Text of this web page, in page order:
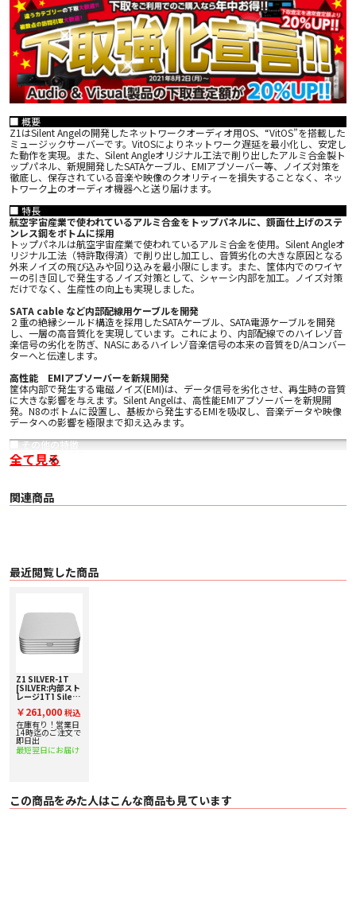
■ 概要
Z1はSilent Angelの開発したネットワークオーディオ用OS、“VitOS”を搭載した
ミュージックサーバーです。VitOSによりネットワーク遅延を最小化し、安定し
た動作を実現。また、Silent Angleオリジナル工法で削り出したアルミ合金製ト
ップパネル、新規開発したSATAケーブル、EMIアブソーバー等、ノイズ対策を
徹底し、保存されている音楽や映像のクオリティーを損失することなく、ネッ
トワーク上のオーディオ機器へと送り届けます。
■ 特長
航空宇宙産業で使われているアルミ合金をトップパネルに、鏡面仕上げのステ
ンレス鋼をボトムに採用
トップパネルは航空宇宙産業で使われているアルミ合金を使用。Silent Angleオ
リジナル工法（特許取得済）で削り出し加工し、音質劣化の大きな原因となる
外来ノイズの飛び込みや回り込みを最小限にします。また、筐体内でのワイヤ
ーの引き回しで発生するノイズ対策として、シャーシ内部を加工。ノイズ対策
だけでなく、生産性の向上も実現しました。
SATA cable など内部配線用ケーブルを開発
２重の絶縁シールド構造を採用したSATAケーブル、SATA電源ケーブルを開発
し、一層の高音質化を実現しています。これにより、内部配線でのハイレゾ音
楽信号の劣化を防ぎ、NASにあるハイレゾ音楽信号の本来の音質をD/Aコンバー
ターへと伝達します。
高性能 EMIアブソーバーを新規開発
筐体内部で発生する電磁ノイズ(EMI)は、データ信号を劣化させ、再生時の音質
に大きな影響を与えます。Silent Angelは、高性能EMIアブソーバーを新規開
発。N8のボトムに設置し、基板から発生するEMIを吸収し、音楽データや映像
データへの影響を極限まで抑え込みます。
■ その他の特徴
省電力CPUを搭載
消費電力6Wほどのインテル製省電力CPUを採用し、CPUから発生するノイズ
れた電源回路は、160Wの電源供給能力を持ちますが、Z1は、40Wほどの電源
ンされており、サーバーのパフォーマンスを効率化し、安定した動作を実現。
さらにネットワーク遅延を最小減に抑えます。また、AirPlay 2、Spotify
Manager”をインストールしたiPhone/iPad、androidデバイスから行います。
■ 仕様
〇 寸法 200mm x 200mm x 65mm
〇 重量
〇 入出力端子
・ USB2.0×1（USB DAC）
・ USB3.0×1/USB2.0×2（容量拡張）
・ RJ-45(1000base-T)×1
・ HDMI×1（サービス用）
〇 電源コネクター 12V/3A
〇 電源 100 V 50/60Hz
〇 最大消費電力 30W
全て見る
関連商品
最近閲覧した商品
Z1 SILVER-1T
[SILVER:内部スト
レージ1T] Silent
トエンジェル] ミ
ュージックサーバ
ー 下取り査定額
20%アップ実施
中！
￥261,000 税込
在庫有り！営業日
14時迄のご注文で
即日出
最短翌日にお届け
この商品をみた人はこんな商品も見ています